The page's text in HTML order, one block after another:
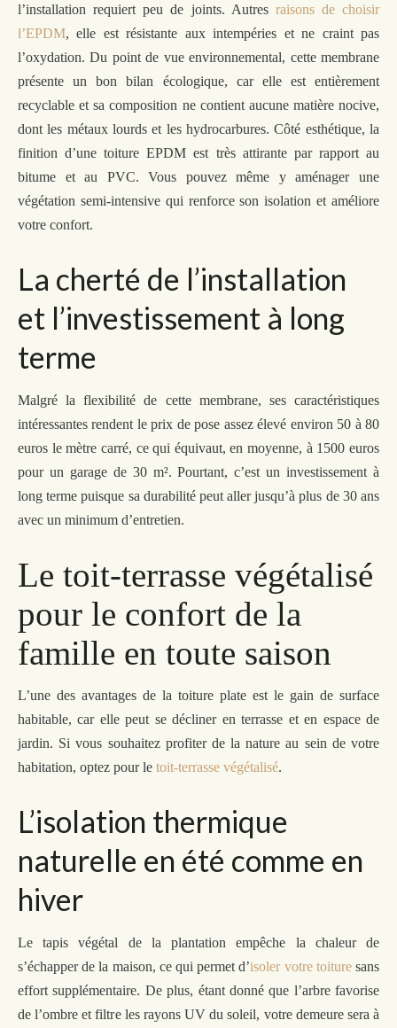
l’installation requiert peu de joints. Autres raisons de choisir
l’EPDM, elle est résistante aux intempéries et ne craint pas
l’oxydation. Du point de vue environnemental, cette membrane
présente un bon bilan écologique, car elle est entièrement
recyclable et sa composition ne contient aucune matière nocive,
dont les métaux lourds et les hydrocarbures. Côté esthétique, la
finition d’une toiture EPDM est très attirante par rapport au
bitume et au PVC. Vous pouvezmême y aménager une
végétation semi-intensive qui renforce son isolation et améliore
votre confort.
La cherté de l’installation
et l’investissement à long
terme
Malgré la flexibilité de cette membrane, ses caractéristiques
intéressantes rendent le prix de pose assez élevé environ 50 à 80
euros le mètre carré, ce qui équivaut, en moyenne, à 1500 euros
pour un garage de 30 m². Pourtant, c’est un investissement à
long terme puisque sa durabilité peut allerjusqu’àplus de 30 ans
avec un minimum d’entretien.
Le toit-terrasse végétalisé
pour le confort de la
famille en toute saison
L’une des avantages de la toiture plate est le gain de surface
habitable, car elle peut se décliner en terrasse et en espace de
jardin. Si vous souhaitez profiter de la nature au sein de votre
habitation, optez pour le toit-terrasse végétalisé.
L’isolation thermique
naturelle en été comme en
hiver
Le tapis végétal de la plantation empêche la chaleur de
s’échapper de la maison, ce qui permet d’isoler votre toituresans
effort supplémentaire. De plus, étant donné que l’arbre favorise
de l’ombre et filtre les rayons UV du soleil, votre demeure sera à